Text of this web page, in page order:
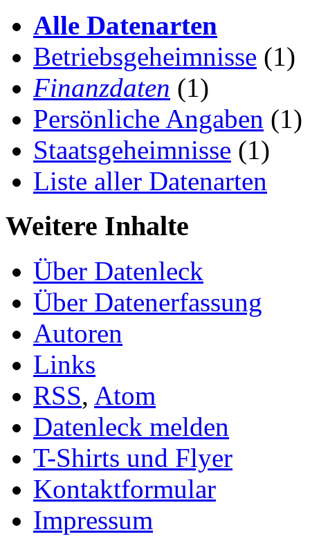
Alle Datenarten
Betriebsgeheimnisse (1)
Finanzdaten (1)
Persönliche Angaben (1)
Staatsgeheimnisse (1)
Liste aller Datenarten
Weitere Inhalte
Über Datenleck
Über Datenerfassung
Autoren
Links
RSS, Atom
Datenleck melden
T-Shirts und Flyer
Kontaktformular
Impressum